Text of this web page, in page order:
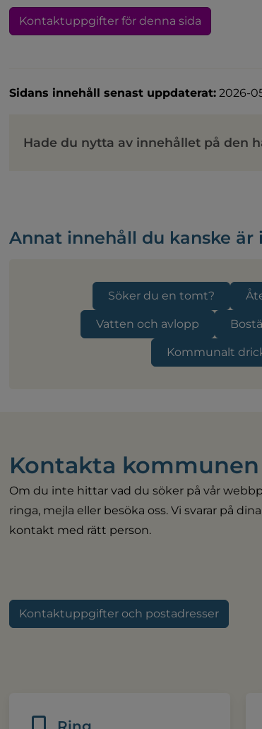
Kontaktuppgifter för denna sida
Sidans innehåll senast uppdaterat: 2026-
Hade du nytta av innehållet på den
Annat innehåll du kanske är
Söker du en tomt?
Vatten och avlopp
Kommunalt
Kontakta kommunen
Om du inte hittar vad du söker på vår
ringa, mejla eller besöka oss. Vi svarar på
kontakt med rätt person.
Kontaktuppgifter och postadresser